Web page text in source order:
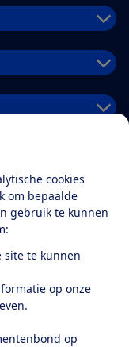
cookies
om bepaalde
gebruik te kunnen
site te kunnen
op onze
op